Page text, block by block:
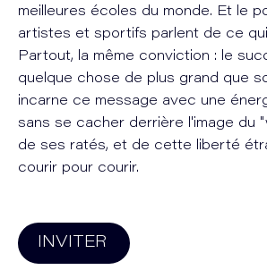
meilleures écoles du monde. Et le
artistes et sportifs parlent de ce
Partout, la même conviction : le
quelque chose de plus grand que
incarne ce message avec une
sans se cacher derrière l'image du
de ses ratés, et de cette liberté
courir pour courir.
INVITER